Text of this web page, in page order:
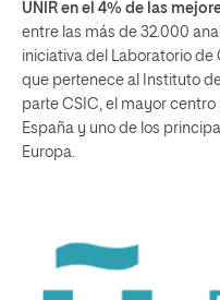
UNIR en el 4% de las
entre las más de 32.000
iniciativa del Laboratorio de
que pertenece al Instituto
parte CSIC, el mayor
España y uno de los
Europa.